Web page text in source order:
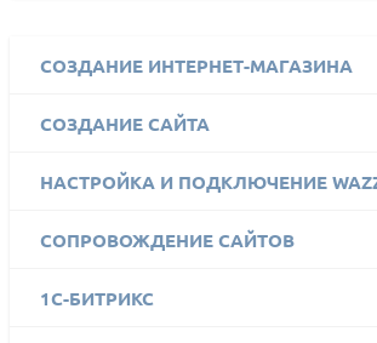
СОЗДАНИЕ ИНТЕРНЕТ-МАГАЗИНА
СОЗДАНИЕ САЙТА
НАСТРОЙКА И ПОДКЛЮЧЕНИЕ
СОПРОВОЖДЕНИЕ САЙТОВ
1C-БИТРИКС